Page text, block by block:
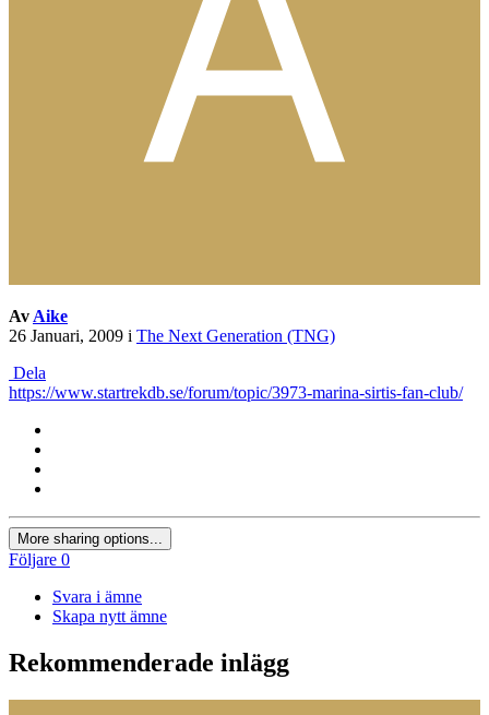
AvAike
26 Januari, 2009 i The Next Generation (TNG)
Dela
https://www.startrekdb.se/forum/topic/3973-marina-sirtis-fan-club/
More sharing options...
Följare 0
Svara i ämne
Skapa nytt ämne
Rekommenderade inlägg